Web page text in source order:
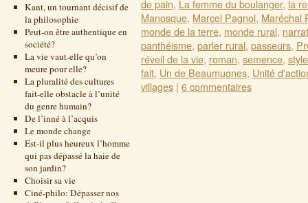
Kant, un tournant décisif de
la philosophie
Peut-on être authentique en
société?
La vie vaut-elle qu’on
meure pour elle?
La pluralité des cultures
fait-elle obstacle à l’unité
du genre humain?
De l’inné à l’acquis
Le monde change
Est-il plus heureux l’homme
qui pas dépassé la haie de
son jardin?
Choisir sa vie
Ciné-philo: Dépasser nos
de pain, La femme du boulanger, la
Manosque, Marcel Pagnol, Maréchal
monde de la terre, monde rural,
panthéisme, parler rural, passeurs,
réveil de la vie, roman, semence, style
fait, Un de Beaumugnes, Unité
villages | 6 commentaires